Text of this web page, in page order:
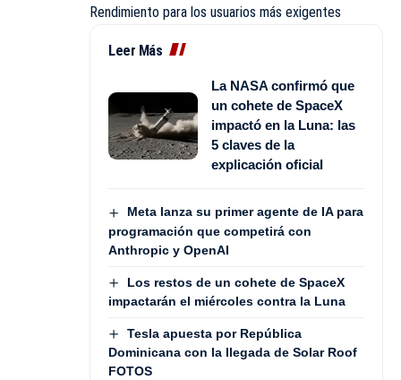
Rendimiento para los usuarios más exigentes
Leer Más
La NASA confirmó que
un cohete de SpaceX
impactó en la Luna: las
5 claves de la
explicación oficial
Meta lanza su primer agente de IA para
programación que competirá con
Anthropic y OpenAI
Los restos de un cohete de SpaceX
impactarán el miércoles contra la Luna
Tesla apuesta por República
Dominicana con la llegada de Solar Roof
FOTOS